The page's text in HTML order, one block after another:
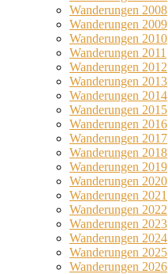
Wanderungen 2008
Wanderungen 2009
Wanderungen 2010
Wanderungen 2011
Wanderungen 2012
Wanderungen 2013
Wanderungen 2014
Wanderungen 2015
Wanderungen 2016
Wanderungen 2017
Wanderungen 2018
Wanderungen 2019
Wanderungen 2020
Wanderungen 2021
Wanderungen 2022
Wanderungen 2023
Wanderungen 2024
Wanderungen 2025
Wanderungen 2026